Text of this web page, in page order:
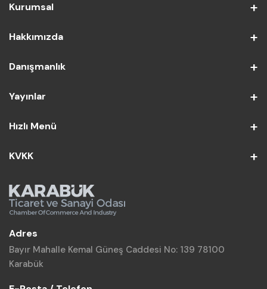
Kurumsal
Hakkımızda
Danışmanlık
Yayınlar
Hızlı Menü
KVKK
Adres
Bayır Mahalle Kemal Güneş Caddesi No: 139 78100
Karabük